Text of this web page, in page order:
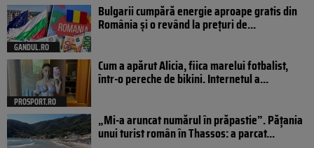
GANDUL.RO
Bulgarii cumpără energie aproape gratis din
România și o revând la prețuri de...
PROSPORT.RO
Cum a apărut Alicia, fiica marelui fotbalist,
într-o pereche de bikini. Internetul a...
„Mi-a aruncat numărul în prăpastie”. Pățania
unui turist român în Thassos: a parcat...